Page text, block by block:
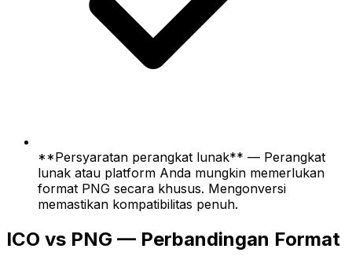
**Persyaratan perangkat lunak** — Perangkat
lunak atau platform Anda mungkin memerlukan
format PNG secara khusus. Mengonversi
memastikan kompatibilitas penuh.
ICO vs PNG — Perbandingan Format